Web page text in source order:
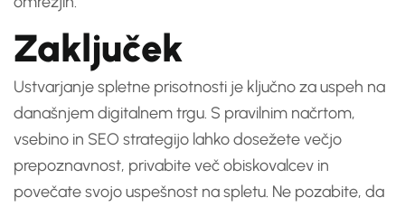
Zaključek
Ustvarjanje spletne prisotnosti je ključno za uspeh na
današnjem digitalnem trgu. S pravilnim načrtom,
vsebino in SEO strategijo lahko dosežete večjo
prepoznavnost, privabite več obiskovalcev in
povečate svojo uspešnost na spletu. Ne pozabite, da